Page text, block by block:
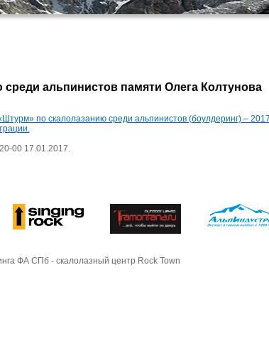
альпинистов памяти Олега Колтунова
по скалолазанию среди альпинистов (боулдеринг) –
00 17.01.2017.
ФА СПб - скалолазный центр Rock Town